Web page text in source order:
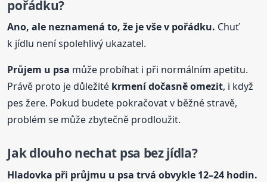
pořádku?
Ano, ale neznamená to, že je vše v pořádku. Chuť
k jídlu není spolehlivý ukazatel.
Průjem u psa může probíhat i při normálním apetitu.
Právě proto je důležité krmení dočasně omezit, i když
pes žere. Pokud budete pokračovat v běžné stravě,
problém se může zbytečně prodloužit.
Jak dlouho nechat psa bez jídla?
Hladovka při průjmu u psa trvá obvykle 12–24 hodin.